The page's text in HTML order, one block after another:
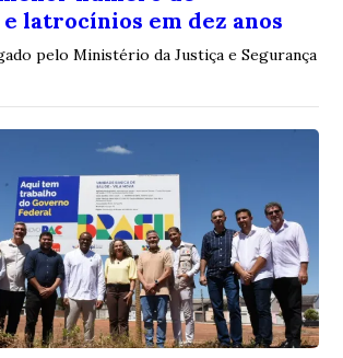
latrocínios em dez anos
pelo Ministério da Justiça e Segurança